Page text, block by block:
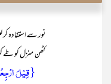
نور سے استفادہ
کٹھن منزل کو طے
{قِیۡلَ